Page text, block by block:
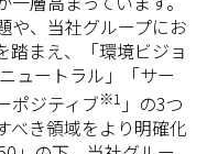
や、当社グループにお
踏まえ、「環境ビジョ
ュートラル」「サー
ポジティブ※1 」の3つ
べき領域をより明確化